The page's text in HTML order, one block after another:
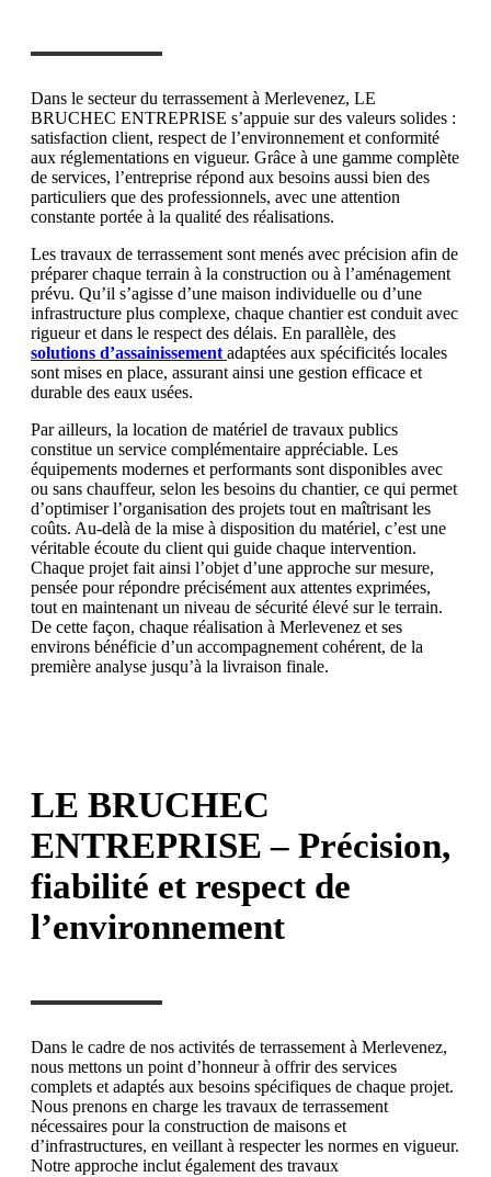
Dans le secteur du terrassement à Merlevenez, LE
BRUCHEC ENTREPRISE s’appuie sur des valeurs solides :
satisfaction client, respect de l’environnement et conformité
aux réglementations en vigueur. Grâce à une gamme complète
de services, l’entreprise répond aux besoins aussi bien des
particuliers que des professionnels, avec une attention
constante portée à la qualité des réalisations.
Les travaux de terrassement sont menés avec précision afin de
préparer chaque terrain à la construction ou à l’aménagement
prévu. Qu’il s’agisse d’une maison individuelle ou d’une
infrastructure plus complexe, chaque chantier est conduit avec
rigueur et dans le respect des délais. En parallèle, des
solutions d’assainissement adaptées aux spécificités locales
sont mises en place, assurant ainsi une gestion efficace et
durable des eaux usées.
Par ailleurs, la location de matériel de travaux publics
constitue un service complémentaire appréciable. Les
équipements modernes et performants sont disponibles avec
ou sans chauffeur, selon les besoins du chantier, ce qui permet
d’optimiser l’organisation des projets tout en maîtrisant les
coûts. Au-delà de la mise à disposition du matériel, c’est une
véritable écoute du client qui guide chaque intervention.
Chaque projet fait ainsi l’objet d’une approche sur mesure,
pensée pour répondre précisément aux attentes exprimées,
tout en maintenant un niveau de sécurité élevé sur le terrain.
De cette façon, chaque réalisation à Merlevenez et ses
environs bénéficie d’un accompagnement cohérent, de la
première analyse jusqu’à la livraison finale.
LE BRUCHEC
ENTREPRISE – Précision,
fiabilité et respect de
l’environnement
Dans le cadre de nos activités de terrassement à Merlevenez,
nous mettons un point d’honneur à offrir des services
complets et adaptés aux besoins spécifiques de chaque projet.
Nous prenons en charge les travaux de terrassement
nécessaires pour la construction de maisons et
d’infrastructures, en veillant à respecter les normes en vigueur.
Notre approche inclut également des travaux